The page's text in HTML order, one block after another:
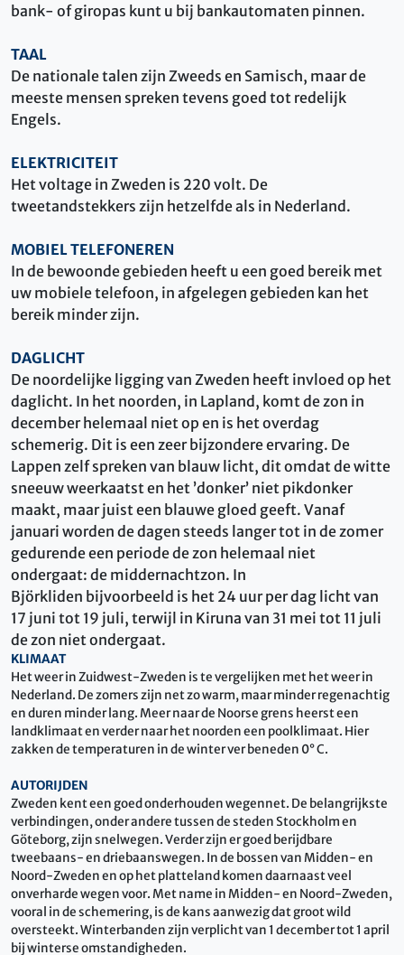
bank- of giropas kunt u bij bankautomaten pinnen.
TAAL
De nationale talen zijn Zweeds en Samisch, maar de
meeste mensen spreken tevens goed tot redelijk
Engels.
ELEKTRICITEIT
Het voltage in Zweden is 220 volt. De
tweetandstekkers zijn hetzelfde als in Nederland.
MOBIEL TELEFONEREN
In de bewoonde gebieden heeft u een goed bereik met
uw mobiele telefoon, in afgelegen gebieden kan het
bereik minder zijn.
DAGLICHT
De noordelijke ligging van Zweden heeft invloed op het
daglicht. In het noorden, in Lapland, komt de zon in
december helemaal niet op en is het overdag
schemerig. Dit is een zeer bijzondere ervaring. De
Lappen zelf spreken van blauw licht, dit omdat de witte
sneeuw weerkaatst en het ’donker’ niet pikdonker
maakt, maar juist een blauwe gloed geeft. Vanaf
januari worden de dagen steeds langer tot in de zomer
gedurende een periode de zon helemaal niet
ondergaat: de middernachtzon. In
Björkliden bijvoorbeeld is het 24 uur per dag licht van
17 juni tot 19 juli, terwijl in Kiruna van 31 mei tot 11 juli
de zon niet ondergaat.
KLIMAAT
Het weer in Zuidwest-Zweden is te vergelijken met het weer in
Nederland. De zomers zijn net zo warm, maar minder regenachtig
en duren minder lang. Meer naar de Noorse grens heerst een
landklimaat en verder naar het noorden een poolklimaat. Hier
zakken de temperaturen in de winter ver beneden 0° C.
AUTORIJDEN
Zweden kent een goed onderhouden wegennet. De belangrijkste
verbindingen, onder andere tussen de steden Stockholm en
Göteborg, zijn snelwegen. Verder zijn er goed berijdbare
tweebaans- en driebaanswegen. In de bossen van Midden- en
Noord-Zweden en op het platteland komen daarnaast veel
onverharde wegen voor. Met name in Midden- en Noord-Zweden,
vooral in de schemering, is de kans aanwezig dat groot wild
oversteekt. Winterbanden zijn verplicht van 1 december tot 1 april
bij winterse omstandigheden.